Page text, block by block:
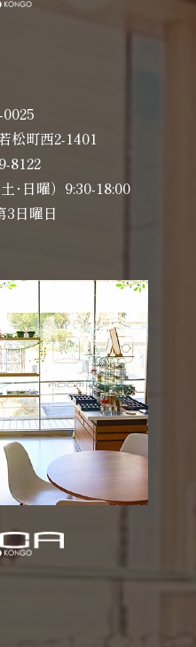
松町西2-1401
8122
･日曜）9:30-18:00
3日曜日